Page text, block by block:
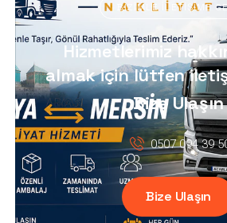
BIZIMLE İLETIŞIME
Hizmetlerimiz
almak için lütfen
Bize Ulaşın
0507 094 39
Bize Ulaşın